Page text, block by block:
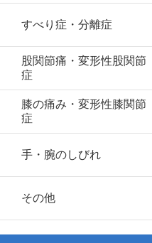
すべり症・分離症
股関節痛・変形性股関節
症
膝の痛み・変形性膝関節
症
手・腕のしびれ
その他